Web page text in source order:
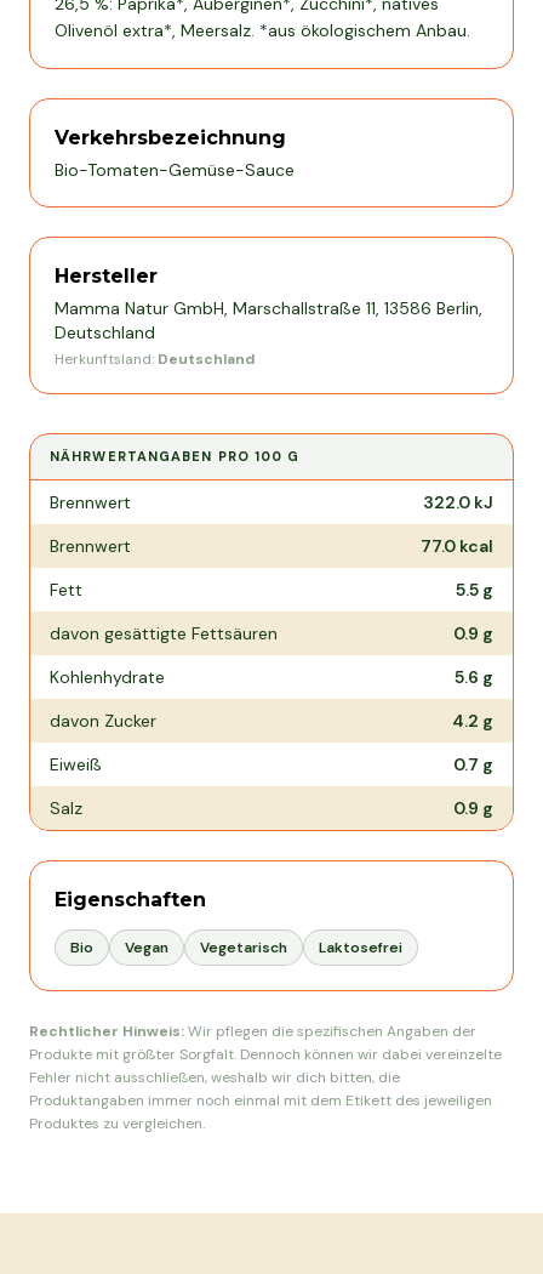
Olivenöl extra*, Meersalz. *aus ökologischem Anbau.
Verkehrsbezeichnung
Bio-Tomaten-Gemüse-Sauce
Hersteller
Mamma Natur GmbH, Marschallstraße 11, 13586 Berlin,
Deutschland
Herkunftsland: Deutschland
NÄHRWERTANGABEN PRO100 G
Nährwertangaben pro
Brennwert 322.0 kJ
Brennwert
77.0 kcal
Fett
5.5 g
davon gesättigte Fettsäuren
0.9 g
Kohlenhydrate
5.6 g
davon Zucker
4.2 g
Eiweiß
0.7 g
Salz
0.9 g
Eigenschaften
Bio Vegan Vegetarisch Laktosefrei
Rechtlicher Hinweis:Wir pflegen die spezifischen Angaben der
Produkte mit größter Sorgfalt. Dennoch können wir dabei vereinzelte
Fehler nicht ausschließen, weshalb wir dich bitten, die
Produktangaben immer noch einmal mit dem Etikett des jeweiligen
Produktes zu vergleichen.